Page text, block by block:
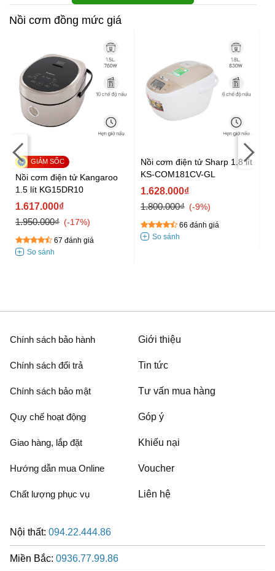
Nồi cơm đồng mức giá
Nồi cơm điện tử Kangaroo
1.5 lít KG15DR10
1.617.000₫
1.950.000₫
-17%
67 đánh giá
Nồi cơm điện tử Sharp 1.8 lít
KS-COM181CV-GL
1.628.000₫
1.800.000₫
-9%
66 đánh giá
Chính sách bảo hành
Chính sách đổi trả
Chính sách bảo mật
Quy chế hoạt động
Giao hàng, lắp đặt
Hướng dẫn mua Online
Chất lượng phục vụ
Giới thiệu
Tin tức
Tư vấn mua hàng
Góp ý
Khiếu nại
Voucher
Liên hệ
Nội thất: 094.22.444.86
Miền Bắc: 0936.77.99.86